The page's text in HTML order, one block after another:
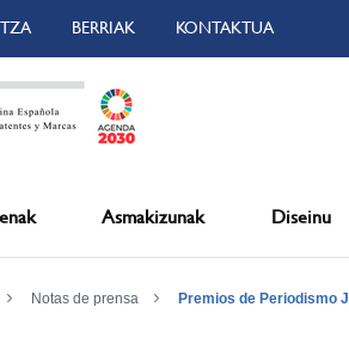
BERRIAK KONTAKTUA
Asmakizunak Diseinu
Notas de prensa Premios de Periodismo